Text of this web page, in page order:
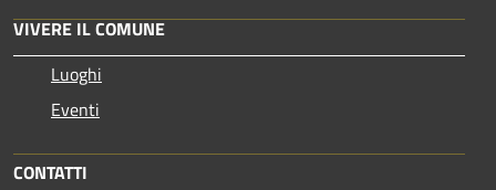
VIVERE IL COMUNE
Luoghi
Eventi
CONTATTI